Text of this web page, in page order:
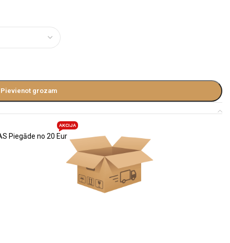
Pievienot grozam
Piegāde no 20 Eur
AKCIJA